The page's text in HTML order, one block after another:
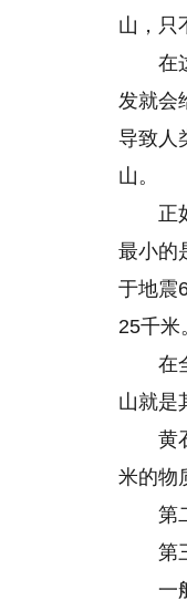
山，只
在
发就会
导致人
山。
正
最小的
于地震
25千米
在
山就是
黄
米的物
第
第
一